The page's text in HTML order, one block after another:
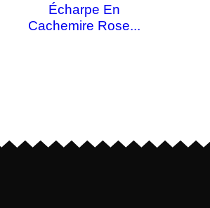
Écharpe En
Cachemire Rose...